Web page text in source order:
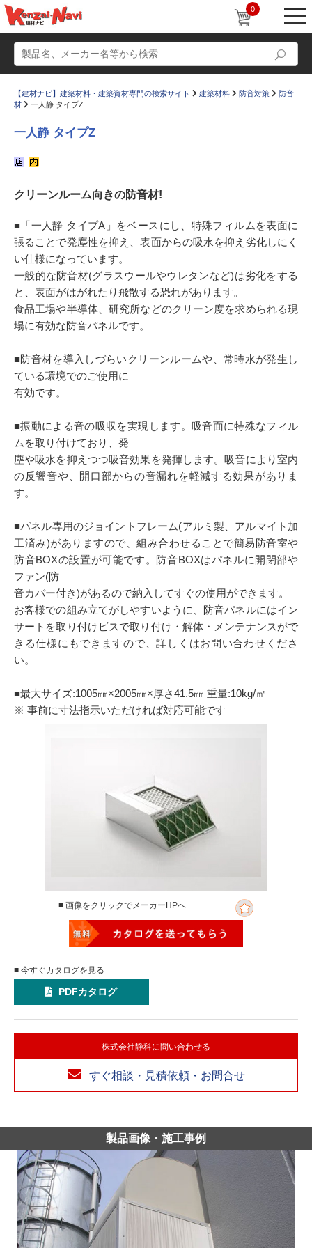
0
かたなび
すまいリング 設計士インタビュー
Q＆A 販売・施工代理店募集
お気に入り
【建材ナビ】建築材料・建築資材専門の検索サイト 建築材料 防音対策
防音
材
一人静 タイプZ
一人静 タイプZ
クリーンルーム向きの防音材!
■「一人静 タイプA」をベースにし、特殊フィルムを表面に
張ることで発塵性を抑え、表面からの吸水を抑え劣化しにく
い仕様になっています。
一般的な防音材(グラスウールやウレタンなど)は劣化をする
と、表面がはがれたり飛散する恐れがあります。
食品工場や半導体、研究所などのクリーン度を求められる現
場に有効な防音パネルです。
■防音材を導入しづらいクリーンルームや、常時水が発生し
ている環境でのご使用に
有効です。
■振動による音の吸収を実現します。吸音面に特殊なフィル
ムを取り付けており、発
塵や吸水を抑えつつ吸音効果を発揮します。吸音により室内
の反響音や、開口部からの音漏れを軽減する効果がありま
す。
■パネル専用のジョイントフレーム(アルミ製、アルマイト加
工済み)がありますので、組み合わせることで簡易防音室や
防音BOXの設置が可能です。防音BOXはパネルに開閉部や
ファン(防
音カバー付き)があるので納入してすぐの使用ができます。
お客様での組み立てがしやすいように、防音パネルにはイン
サートを取り付けビスで取り付け・解体・メンテナンスがで
きる仕様にもできますので、詳しくはお問い合わせくださ
い。
■最大サイズ:1005㎜×2005㎜×厚さ41.5㎜ 重量:10kg/㎡
※ 事前に寸法指示いただければ対応可能です
■ 画像をクリックでメーカーHPへ
■ 今すぐカタログを見る
PDFカタログ
株式会社静科に問い合わせる
すぐ相談・見積依頼・お問合せ
製品画像・施工事例